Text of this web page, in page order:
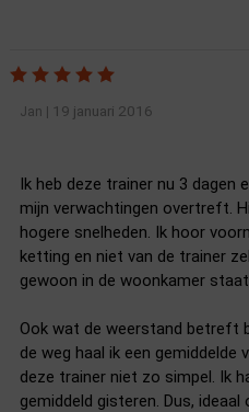
Jan 19 januari 2016
Ik heb deze trainer nu 3 dagen
mijn verwachtingen overtreft.
hogere snelheden. Ik hoor
ketting en niet van de trainer
gewoon in de woonkamer
Ook wat de weerstand betreft
de weg haal ik een gemiddelde
deze trainer niet zo simpel. Ik
gemiddeld gisteren. Dus,